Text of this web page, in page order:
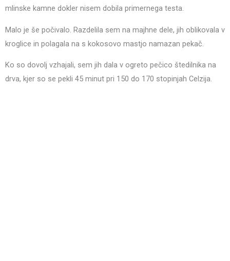
mlinske kamne dokler nisem dobila primernega testa.
Malo je še počivalo. Razdelila sem na majhne dele, jih oblikovala v
kroglice in polagala na s kokosovo mastjo namazan pekač.
Ko so dovolj vzhajali, sem jih dala v ogreto pečico štedilnika na
drva, kjer so se pekli 45 minut pri 150 do 170 stopinjah Celzija.